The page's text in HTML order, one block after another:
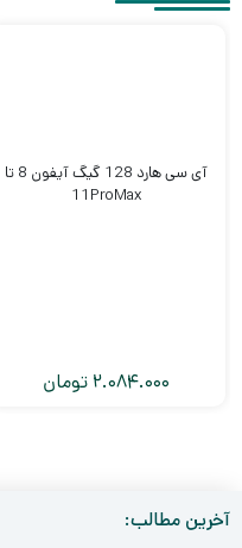
آی سی هارد 128 گیگ آیفون 8 تا
11ProMax
2.084.000 تومان
آخرین مطالب: